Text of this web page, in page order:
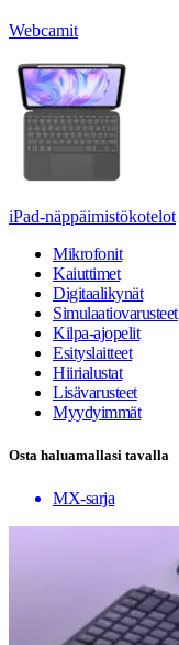
Webcamit
iPad-näppäimistökotelot
Mikrofonit
Kaiuttimet
Digitaalikynät
Simulaatiovarusteet
Kilpa-ajopelit
Esityslaitteet
Hiirialustat
Lisävarusteet
Myydyimmät
Osta haluamallasi tavalla
MX-sarja